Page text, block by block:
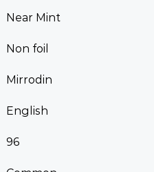
Near Mint
Non foil
Mirrodin
English
96